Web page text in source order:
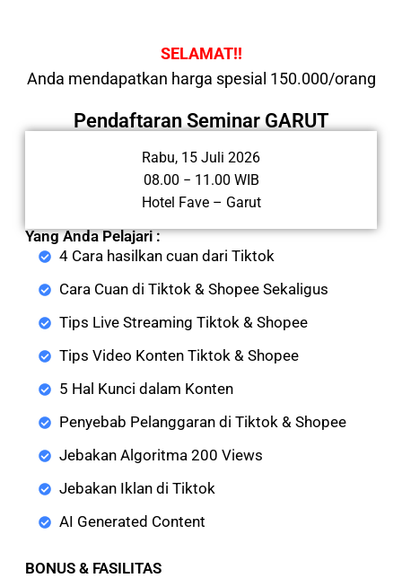
SELAMAT!!
Anda mendapatkan harga spesial 150.000/orang
Pendaftaran Seminar GARUT
Rabu, 15 Juli 2026
08.00 − 11.00 WIB
Hotel Fave – Garut
Yang Anda Pelajari :
4 Cara hasilkan cuan dari Tiktok
Cara Cuan di Tiktok & Shopee Sekaligus
Tips Live Streaming Tiktok & Shopee
Tips Video Konten Tiktok & Shopee
5 Hal Kunci dalam Konten
Penyebab Pelanggaran di Tiktok & Shopee
Jebakan Algoritma 200 Views
Jebakan Iklan di Tiktok
AI Generated Content
BONUS & FASILITAS